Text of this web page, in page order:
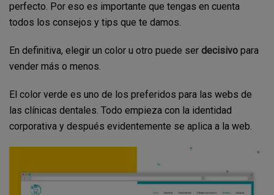
perfecto. Por eso es importante que tengas en cuenta
todos los consejos y tips que te damos.
En definitiva, elegir un color u otro puede ser decisivo para
vender más o menos.
El color verde es uno de los preferidos para las webs de
las clínicas dentales. Todo empieza con la identidad
corporativa y después evidentemente se aplica a la web.